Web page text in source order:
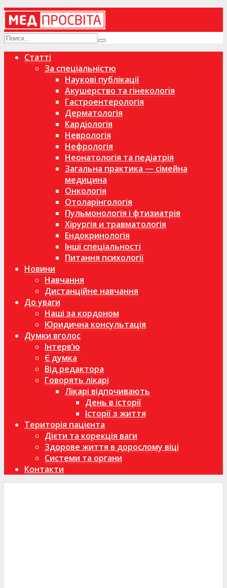
Статті
За спеціальністю
Наукові публікації
Акушерство та гінекологія
Гастроентерологія
Дерматологія
Кардіологія
Неврологія
Нефрологія
Неонатологія та педіатрія
Загальна практика — сімейна
медицина
Онкологія
Отоларінгологія
Пульмонологія і фтизиатрія
Хірургія и травматологія
Ендокринологія
Інші спеціальності
Питання психології
Новини
Навчання
Дистанційне навчання
До уваги
Наші за кордоном
Юридична консультація
Думки вголос
Інтерв’ю
Є думка
Від редактора
Говорять лікарі
Лікарі відпочивають
День в історії
Історії з життя
Територія пацієнта
Дієти та корекція ваги
Здорове життя в дорослому віці
Системи та органи
Контакти